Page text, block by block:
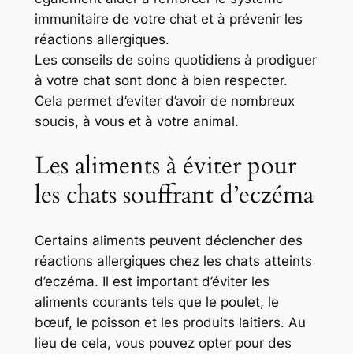
immunitaire de votre chat et à prévenir les
réactions allergiques.
Les conseils de soins quotidiens à prodiguer
à votre chat sont donc à bien respecter.
Cela permet d’eviter d’avoir de nombreux
soucis, à vous et à votre animal.
Les aliments à éviter pour
les chats souffrant d’eczéma
Certains aliments peuvent déclencher des
réactions allergiques chez les chats atteints
d’eczéma. Il est important d’éviter les
aliments courants tels que le poulet, le
bœuf, le poisson et les produits laitiers. Au
lieu de cela, vous pouvez opter pour des